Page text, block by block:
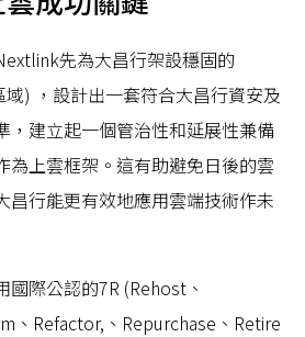
先為大昌行架設穩固的
) ，設計出一套符合大昌行資安及
，建立起一個管治性和延展性兼備
為上雲框架。這有助避免日後的雲
昌行能更有效地應用雲端技術作未
際公認的7R (Rehost、
、Refactor,、Repurchase、Retire